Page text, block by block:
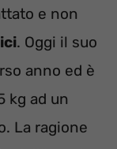
e non
. Oggi il suo
anno ed è
kg ad un
La ragione